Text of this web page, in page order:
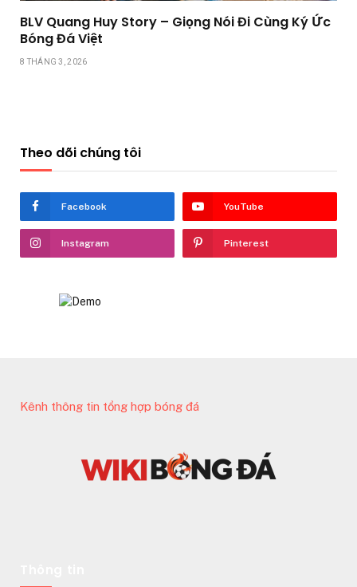
BLV Quang Huy Story – Giọng Nói Đi Cùng Ký Ức
Bóng Đá Việt
8 THÁNG 3, 2026
Theo dõi chúng tôi
Facebook YouTube
Instagram Pinterest
Kênh thông tin tổng hợp bóng đá